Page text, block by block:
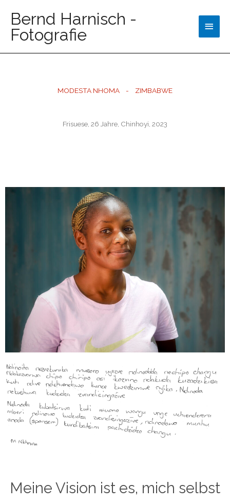
Bernd Harnisch -
Fotografie
MODESTA NHOMA - ZIMBABWE
Frisuese, 26 Jahre, Chinhoyi, 2023
Meine Vision ist es, mich selbst